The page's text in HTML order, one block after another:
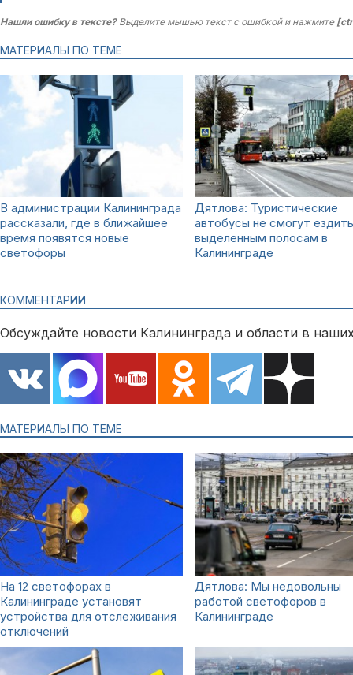
Нашли ошибку в тексте?Выделите мышью текст с ошибкой и нажмите
МАТЕРИАЛЫ ПО ТЕМЕ
В администрации Калининграда
рассказали, где в ближайшее
время появятся новые
светофоры
Дятлова: Туристические
автобусы не смогут
выделенным полосам в
Калининграде
КОММЕНТАРИИ
Обсуждайте новости Калининграда и области в
МАТЕРИАЛЫ ПО ТЕМЕ
На 12 светофорах в
Калининграде установят
устройства для отслеживания
отключений
Дятлова: Мы недовольны
работой светофоров в
Калининграде